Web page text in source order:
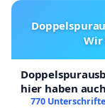
Wir
hier haben
770